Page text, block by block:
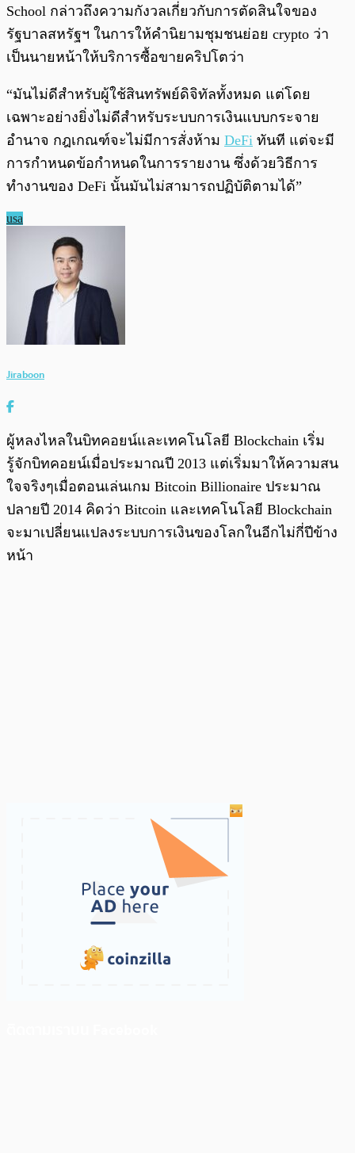
School กล่าวถึงความกังวลเกี่ยวกับการตัดสินใจของ
รัฐบาลสหรัฐฯ ในการให้คำนิยามชุมชนย่อย crypto ว่า
เป็นนายหน้าให้บริการซื้อขายคริปโตว่า
“มันไม่ดีสำหรับผู้ใช้สินทรัพย์ดิจิทัลทั้งหมด แต่โดย
เฉพาะอย่างยิ่งไม่ดีสำหรับระบบการเงินแบบกระจาย
อำนาจ กฎเกณฑ์จะไม่มีการสั่งห้าม DeFi ทันที แต่จะมี
การกำหนดข้อกำหนดในการรายงาน ซึ่งด้วยวิธีการ
ทำงานของ DeFi นั้นมันไม่สามารถปฏิบัติตามได้”
usa
Jiraboon
ผู้หลงไหลในบิทคอยน์และเทคโนโลยี Blockchain เริ่ม
รู้จักบิทคอยน์เมื่อประมาณปี 2013 แต่เริ่มมาให้ความสน
ใจจริงๆเมื่อตอนเล่นเกม Bitcoin Billionaire ประมาณ
ปลายปี 2014 คิดว่า Bitcoin และเทคโนโลยี Blockchain
จะมาเปลี่ยนแปลงระบบการเงินของโลกในอีกไม่กี่ปีข้าง
หน้า